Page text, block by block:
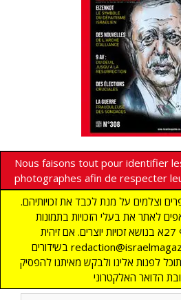
Nous faisons tout pour identifier
photographes afin de respecter
וצלמים על מנת לכבד את זכויותיהם.
לאתר את בעלי הזכויות בתמונות
המגיעות אלינו כנדרש בסעיף 27א בנושא זכויות יוצרים. אם זיהית
בשידורים redaction@israelmagazine.co.il שלנו תמונה שאתה
תוכל לפנות אלינו ולבקש מאיתנו להפסיק
הדואר האלקטרוני